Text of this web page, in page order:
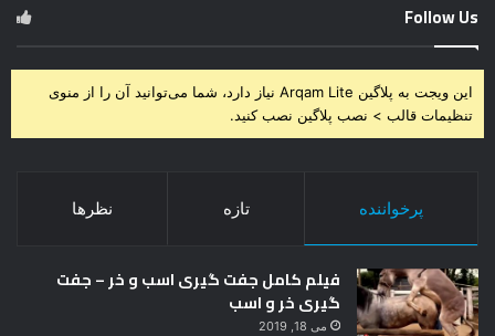
Follow Us
این ویجت به پلاگین Arqam Lite نیاز دارد، شما می‌توانید آن را از منوی
تنظیمات قالب > نصب پلاگین نصب کنید.
پرخواننده تازه نظرها
فیلم کامل جفت گیری اسب و خر – جفت
گیری خر و اسب
می 18, 2019